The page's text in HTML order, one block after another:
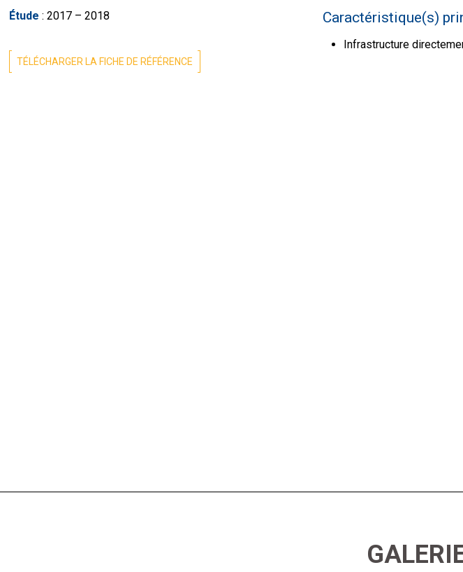
Étude: 2017 – 2018
TÉLÉCHARGER LA FICHE DE RÉFÉRENCE
Caractéristique(s)
Infrastructure